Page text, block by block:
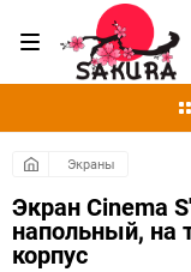
Экраны
Экран Cinema
напольный, на
корпус